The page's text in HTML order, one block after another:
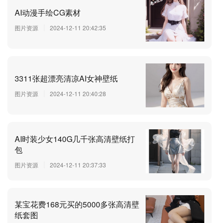
AI动漫手绘CG素材
图片资源 2024-12-11 20:42:35
3311张超漂亮清凉AI女神壁纸
图片资源 2024-12-11 20:40:28
AI时装少女140G几千张高清壁纸打
包
图片资源 2024-12-11 20:37:33
某宝花费168元买的5000多张高清壁
纸套图